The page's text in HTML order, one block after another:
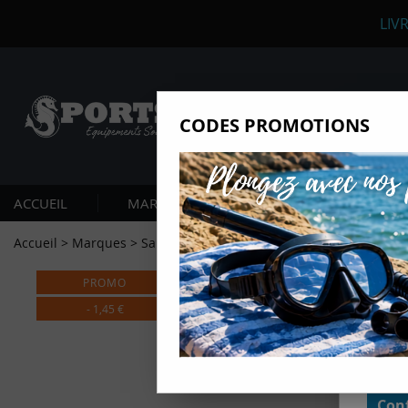
ACCUEIL MARQUES PLONGÉE SOUS-
Accueil > Marques > Salvimar >Joint Kit Etanche SALVIMAR
PROMO
- 1,45 €
Ils
Certains
non
cliquant
CODES PROMOTIONS